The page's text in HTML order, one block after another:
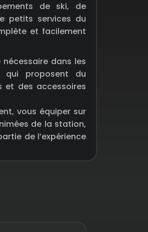
de ski, de
petits services du
et facilement
dans les
qui proposent du
et des accessoires
vous équiper sur
de la station,
de l’expérience